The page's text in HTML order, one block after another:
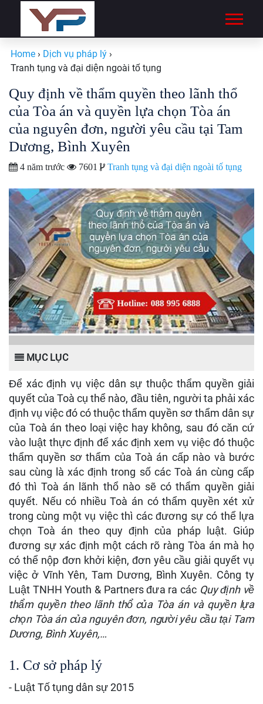
Home › Dịch vụ pháp lý ›
Tranh tụng và đại diện ngoài tố tụng
Quy định về thẩm quyền theo lãnh thổ
của Tòa án và quyền lựa chọn Tòa án
của nguyên đơn, người yêu cầu tại Tam
Dương, Bình Xuyên
4 năm trước 7601 Tranh tụng và đại diện ngoài tố tụng
MỤC LỤC
Để xác định vụ việc dân sự thuộc thẩm quyền giải
quyết của Toà cụ thể nào, đầu tiên, người ta phải xác
định vụ việc đó có thuộc thẩm quyền sơ thẩm dân sự
của Toà án theo loại việc hay không, sau đó căn cứ
vào luật thực định để xác định xem vụ việc đó thuộc
thẩm quyền sơ thẩm của Toà án cấp nào và bước
sau cùng là xác định trong số các Toà án cùng cấp
đó thì Toà án lãnh thổ nào sẽ có thẩm quyền giải
quyết. Nếu có nhiều Toà án có thẩm quyền xét xử
trong cùng một vụ việc thì các đương sự có thể lựa
chọn Toà án theo quy định của pháp luật. Giúp
đương sự xác định một cách rõ ràng Tòa án mà họ
có thể nộp đơn khởi kiện, đơn yêu cầu giải quyết vụ
việc ở Vĩnh Yên, Tam Dương, Bình Xuyên. Công ty
Luật TNHH Youth & Partners đưa ra các Quy định về
thẩm quyền theo lãnh thổ của Tòa án và quyền lựa
chọn Tòa án của nguyên đơn, người yêu cầu tại Tam
Dương, Bình Xuyên,…
1. Cơ sở pháp lý
- Luật Tố tụng dân sự 2015